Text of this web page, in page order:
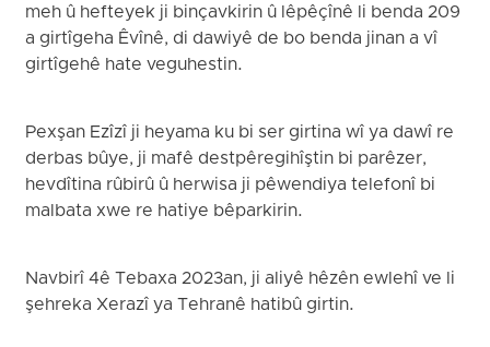
meh û hefteyek ji binçavkirin û lêpêçînê li benda 209
a girtîgeha Êvînê, di dawiyê de bo benda jinan a vî
girtîgehê hate veguhestin.
Pexşan Ezîzî ji heyama ku bi ser girtina wî ya dawî re
derbas bûye, ji mafê destpêregihîştin bi parêzer,
hevdîtina rûbirû û herwisa ji pêwendiya telefonî bi
malbata xwe re hatiye bêparkirin.
Navbirî 4ê Tebaxa 2023an, ji aliyê hêzên ewlehî ve li
şehreka Xerazî ya Tehranê hatibû girtin.